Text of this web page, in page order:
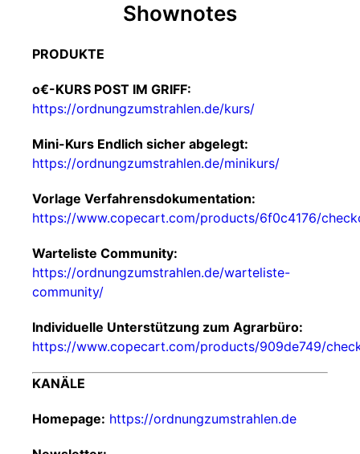
Shownotes
PRODUKTE
o€-KURS POST IM GRIFF:
https://ordnungzumstrahlen.de/kurs/
Mini-Kurs Endlich sicher abgelegt:
https://ordnungzumstrahlen.de/minikurs/
Vorlage Verfahrensdokumentation:
https://www.copecart.com/products/6f0c4176/
Warteliste Community:
https://ordnungzumstrahlen.de/warteliste-
community/
Individuelle Unterstützung zum Agrarbüro:
https://www.copecart.com/products/909de749/
KANÄLE
Homepage: https://ordnungzumstrahlen.de